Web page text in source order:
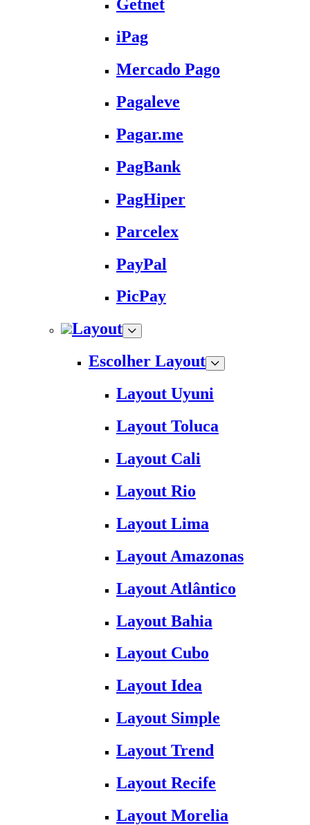
Getnet
iPag
Mercado Pago
Pagaleve
Pagar.me
PagBank
PagHiper
Parcelex
PayPal
PicPay
Layout
Escolher Layout
Layout Uyuni
Layout Toluca
Layout Cali
Layout Rio
Layout Lima
Layout Amazonas
Layout Atlântico
Layout Bahia
Layout Cubo
Layout Idea
Layout Simple
Layout Trend
Layout Recife
Layout Morelia